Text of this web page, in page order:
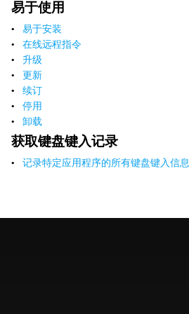
易于使用
易于安装
在线远程指令
升级
更新
续订
停用
卸载
获取键盘键入记录
记录特定应用程序的所有键盘键入信息